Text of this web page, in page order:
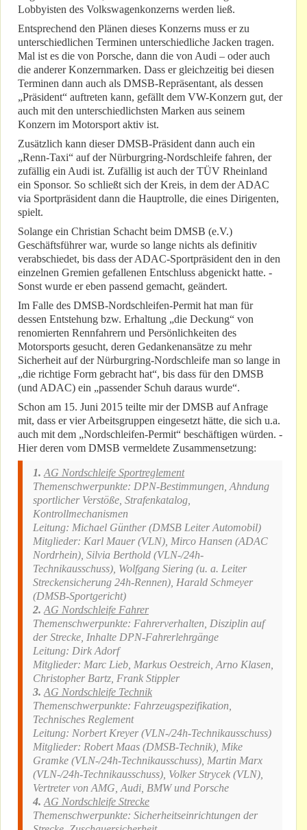
Lobbyisten des Volkswagenkonzerns werden ließ.
Entsprechend den Plänen dieses Konzerns muss er zu
unterschiedlichen Terminen unterschiedliche Jacken tragen.
Mal ist es die von Porsche, dann die von Audi – oder auch
die anderer Konzernmarken. Dass er gleichzeitig bei diesen
Terminen dann auch als DMSB-Repräsentant, als dessen
„Präsident“ auftreten kann, gefällt dem VW-Konzern gut, der
auch mit den unterschiedlichsten Marken aus seinem
Konzern im Motorsport aktiv ist.
Zusätzlich kann dieser DMSB-Präsident dann auch ein
„Renn-Taxi“ auf der Nürburgring-Nordschleife fahren, der
zufällig ein Audi ist. Zufällig ist auch der TÜV Rheinland
ein Sponsor. So schließt sich der Kreis, in dem der ADAC
via Sportpräsident dann die Hauptrolle, die eines Dirigenten,
spielt.
Solange ein Christian Schacht beim DMSB (e.V.)
Geschäftsführer war, wurde so lange nichts als definitiv
verabschiedet, bis dass der ADAC-Sportpräsident den in den
einzelnen Gremien gefallenen Entschluss abgenickt hatte. -
Sonst wurde er eben passend gemacht, geändert.
Im Falle des DMSB-Nordschleifen-Permit hat man für
dessen Entstehung bzw. Erhaltung „die Deckung“ von
renomierten Rennfahrern und Persönlichkeiten des
Motorsports gesucht, deren Gedankenansätze zu mehr
Sicherheit auf der Nürburgring-Nordschleife man so lange in
„die richtige Form gebracht hat“, bis dass für den DMSB
(und ADAC) ein „passender Schuh daraus wurde“.
Schon am 15. Juni 2015 teilte mir der DMSB auf Anfrage
mit, dass er vier Arbeitsgruppen eingesetzt hätte, die sich u.a.
auch mit dem „Nordschleifen-Permit“ beschäftigen würden. -
Hier deren vom DMSB vermeldete Zusammensetzung:
1. AG Nordschleife Sportreglement
Themenschwerpunkte: DPN-Bestimmungen, Ahndung
sportlicher Verstöße, Strafenkatalog,
Kontrollmechanismen
Leitung: Michael Günther (DMSB Leiter Automobil)
Mitglieder: Karl Mauer (VLN), Mirco Hansen (ADAC
Nordrhein), Silvia Berthold (VLN-/24h-
Technikausschuss), Wolfgang Siering (u. a. Leiter
Streckensicherung 24h-Rennen), Harald Schmeyer
(DMSB-Sportgericht)
2. AG Nordschleife Fahrer
Themenschwerpunkte: Fahrerverhalten, Disziplin auf
der Strecke, Inhalte DPN-Fahrerlehrgänge
Leitung: Dirk Adorf
Mitglieder: Marc Lieb, Markus Oestreich, Arno Klasen,
Christopher Bartz, Frank Stippler
3. AG Nordschleife Technik
Themenschwerpunkte: Fahrzeugspezifikation,
Technisches Reglement
Leitung: Norbert Kreyer (VLN-/24h-Technikausschuss)
Mitglieder: Robert Maas (DMSB-Technik), Mike
Gramke (VLN-/24h-Technikausschuss), Martin Marx
(VLN-/24h-Technikausschuss), Volker Strycek (VLN),
Vertreter von AMG, Audi, BMW und Porsche
4. AG Nordschleife Strecke
Themenschwerpunkte: Sicherheitseinrichtungen der